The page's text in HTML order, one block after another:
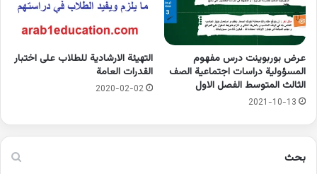
عرض بوربوينت درس مفهوم
المسؤولية دراسات اجتماعية الصف
الثالث المتوسط الفصل الاول
2021-10-13
التهيئة الارشادية للطلاب على اختبار
القدرات العامة
2020-02-02
بحث